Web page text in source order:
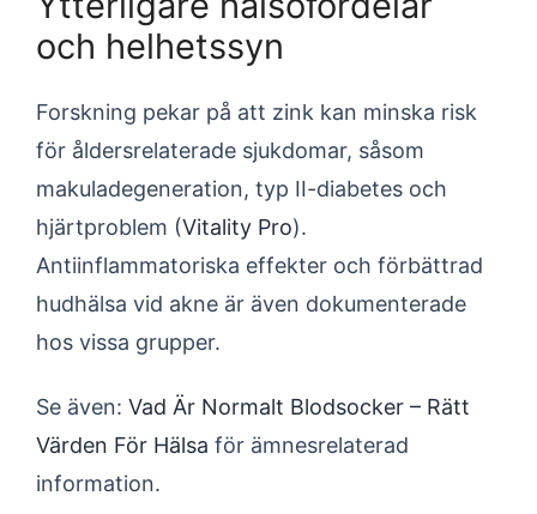
och helhetssyn
Forskning pekar på att zink kan minska risk
för åldersrelaterade sjukdomar, såsom
makuladegeneration, typ II-diabetes och
hjärtproblem (Vitality Pro).
Antiinflammatoriska effekter och förbättrad
hudhälsa vid akne är även dokumenterade
hos vissa grupper.
Se även: Vad Är Normalt Blodsocker – Rätt
Värden För Hälsa för ämnesrelaterad
information.